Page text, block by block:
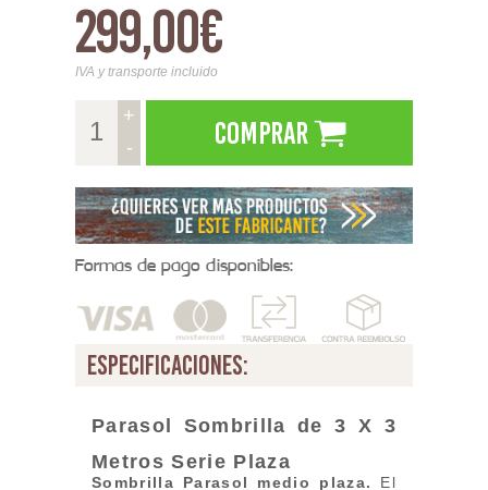
299,00€
IVA y transporte incluido
+
-
Comprar
Formas de pago disponibles:
especificaciones:
Parasol Sombrilla de 3 X 3
Metros Serie Plaza
Sombrilla Parasol medio plaza.
El